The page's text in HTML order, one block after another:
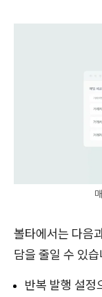
볼타에서는 다음
담을 줄일 수 있습
반복 발행 설정